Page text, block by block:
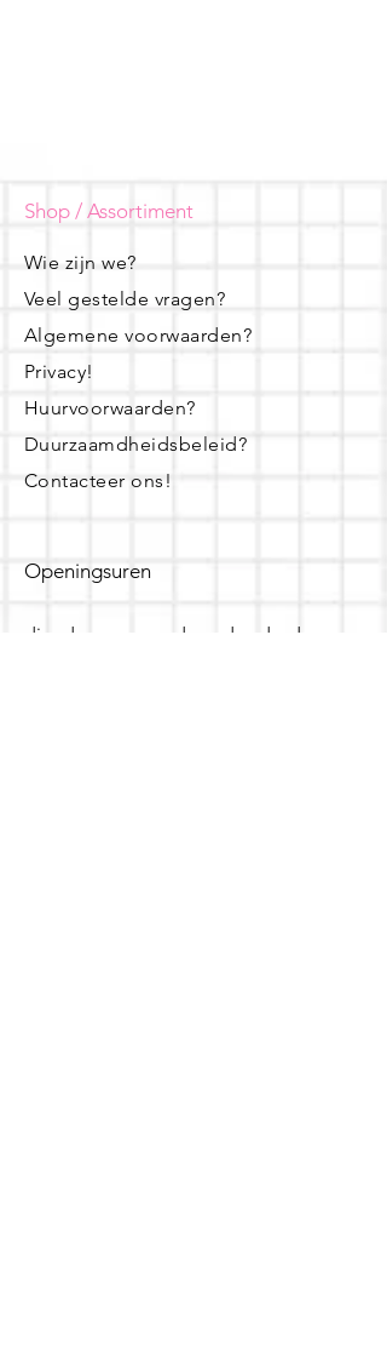
Shop / Assortiment
Wie zijn we?
Veel gestelde vragen?
Algemene voorwaarden?
Privacy!
Huurvoorwaarden?
Duurzaamdheidsbeleid?
Contacteer ons!
Openingsuren
dinsdag - woensdag- donderdag: